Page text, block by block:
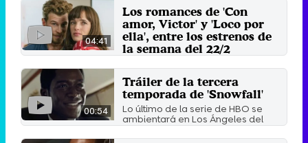
04:41
Los romances de 'Con
amor, Victor' y 'Loco por
ella', entre los estrenos de
la semana del 22/2
una semana que contará ...
22 de febrero 2021
00:54
Tráiler de la tercera
temporada de 'Snowfall'
Lo último de la serie de HBO se
ambientará en Los Ángeles del
año 1984.